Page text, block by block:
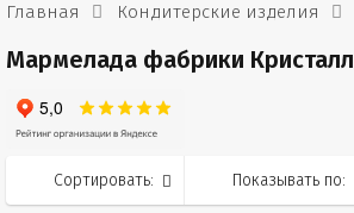
Главная Кондитерские изделия
Мармелада фабрики Кристалл
Сортировать: Показывать по: